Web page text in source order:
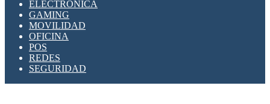
ELECTRÓNICA
GAMING
MOVILIDAD
OFICINA
POS
REDES
SEGURIDAD